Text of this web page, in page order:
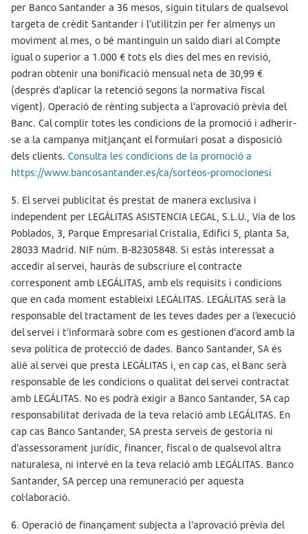
per Banco Santander a 36 mesos, siguin titulars de qualsevol
targeta de crèdit Santander i l’utilitzin per fer almenys un
moviment al mes, o bé mantinguin un saldo diari al Compte
igual o superior a 1.000 € tots els dies del mes en revisió,
podran obtenir una bonificació mensual neta de 30,99 €
(després d’aplicar la retenció segons la normativa fiscal
vigent). Operació de rènting subjecta a l’aprovació prèvia del
Banc. Cal complir totes les condicions de la promoció i adherir-
se a la campanya mitjançant el formulari posat a disposició
dels clients. Consulta les condicions de la promoció a
https://www.bancosantander.es/ca/sorteos-promocionesí
5. El servei publicitat és prestat de manera exclusiva i
independent per LEGÁLITAS ASISTENCIA LEGAL, S.L.U., Vía de los
Poblados, 3, Parque Empresarial Cristalia, Edifici 5, planta 5a,
28033 Madrid. NIF núm. B-82305848. Si estàs interessat a
accedir al servei, hauràs de subscriure el contracte
corresponent amb LEGÁLITAS, amb els requisits i condicions
que en cada moment estableixi LEGÁLITAS. LEGÁLITAS serà la
responsable del tractament de les teves dades per a l’execució
del servei i t’informarà sobre com es gestionen d’acord amb la
seva política de protecció de dades. Banco Santander, SA és
aliè al servei que presta LEGÁLITAS i, en cap cas, el Banc serà
responsable de les condicions o qualitat del servei contractat
amb LEGÁLITAS. No es podrà exigir a Banco Santander, SA cap
responsabilitat derivada de la teva relació amb LEGÁLITAS. En
cap cas Banco Santander, SA presta serveis de gestoria ni
d’assessorament jurídic, financer, fiscal o de qualsevol altra
naturalesa, ni intervé en la teva relació amb LEGÁLITAS. Banco
Santander, SA percep una remuneració per aquesta
col·laboració.
6. Operació de finançament subjecta a l’aprovació prèvia del